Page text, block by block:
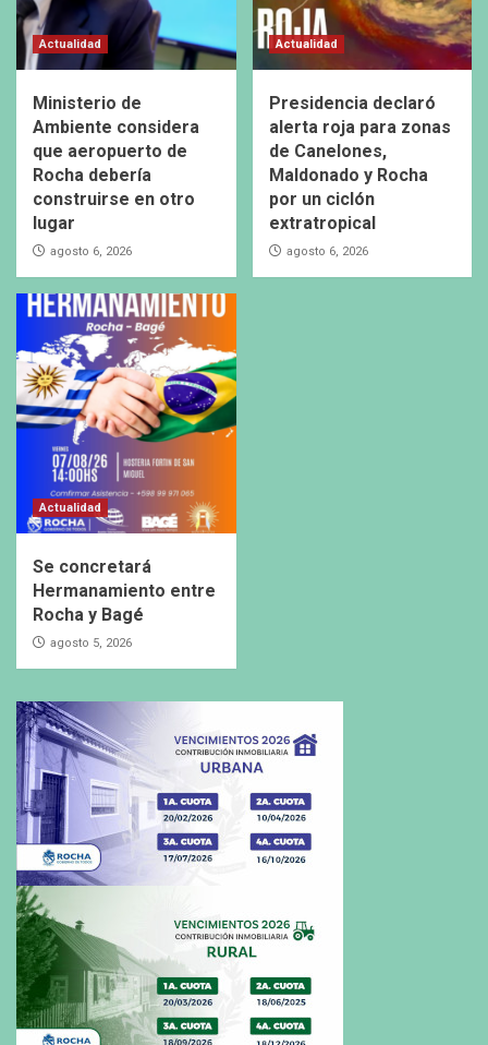
Actualidad
Ministerio de
Ambiente considera
que aeropuerto de
Rocha debería
construirse en otro
lugar
agosto 6, 2026
Actualidad
Presidencia declaró
alerta roja para zonas
de Canelones,
Maldonado y Rocha
por un ciclón
extratropical
agosto 6, 2026
Actualidad
Se concretará
Hermanamiento entre
Rocha y Bagé
agosto 5, 2026